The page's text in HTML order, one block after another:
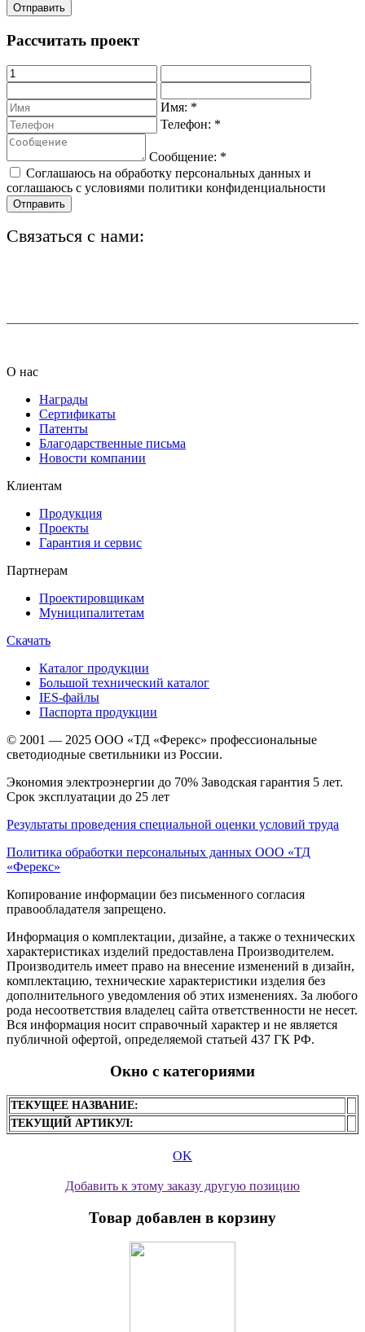
Рассчитать проект
Имя: *
Телефон: *
Сообщение: *
Соглашаюсь на обработку персональных данных и
соглашаюсь с условиями политики конфиденциальности
Связаться с нами:
О нас
Награды
Сертификаты
Патенты
Благодарственные письма
Новости компании
Клиентам
Продукция
Проекты
Гарантия и сервис
Партнерам
Проектировщикам
Муниципалитетам
Скачать
Каталог продукции
Большой технический каталог
IES-файлы
Паспорта продукции
© 2001 — 2025 ООО «ТД «Ферекс» профессиональные
светодиодные светильники из России.
Экономия электроэнергии до 70% Заводская гарантия 5 лет.
Срок эксплуатации до 25 лет
Результаты проведения специальной оценки условий труда
Политика обработки персональных данных ООО «ТД
«Ферекс»
Копирование информации без письменного согласия
правообладателя запрещено.
Информация о комплектации, дизайне, а также о технических
характеристиках изделий предоставлена Производителем.
Производитель имеет право на внесение изменений в дизайн,
комплектацию, технические характеристики изделия без
дополнительного уведомления об этих изменениях. За любого
рода несоответствия владелец сайта ответственности не несет.
Вся информация носит справочный характер и не является
публичной офертой, определяемой статьей 437 ГК РФ.
Окно с категориями
ТЕКУЩЕЕ НАЗВАНИЕ:
ТЕКУЩИЙ АРТИКУЛ:
OK
Добавить к этому заказу другую позицию
Товар добавлен в корзину